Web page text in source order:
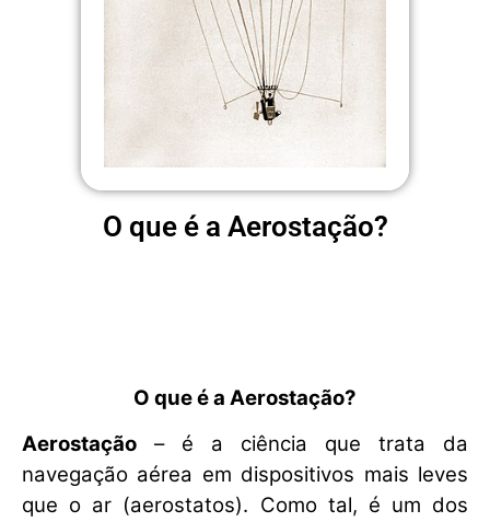
O que é a Aerostação?
O que é a Aerostação?
Aerostação – é a ciência que trata da
navegação aérea em dispositivos mais leves
que o ar (aerostatos). Como tal, é um dos